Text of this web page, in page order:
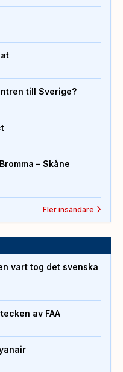
till Sverige?
– Skåne
Fler insändare
vart tog det svenska
av FAA